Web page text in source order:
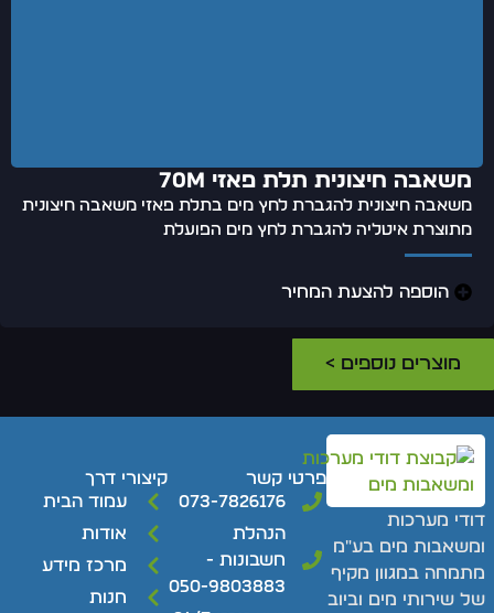
משאבה חיצונית תלת פאזי 70m
משאבה חיצונית להגברת לחץ מים בתלת פאזי משאבה חיצונית
מתוצרת איטליה להגברת לחץ מים הפועלת
הוספה להצעת המחיר
מוצרים נוספים >
מערכות
מים בע"מ
במגוון מקיף
שירותי מים וביוב
פרטי קשר
073-7826176
הנהלת
חשבונות -
050-9803883
קיצורי דרך
עמוד הבית
אודות
מרכז מידע
חנות